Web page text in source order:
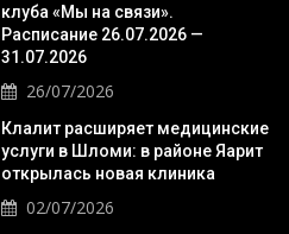
клуба «Мы на связи».
Расписание 26.07.2026 —
31.07.2026
26/07/2026
Клалит расширяет медицинские
услуги в Шломи: в районе Яарит
открылась новая клиника
02/07/2026